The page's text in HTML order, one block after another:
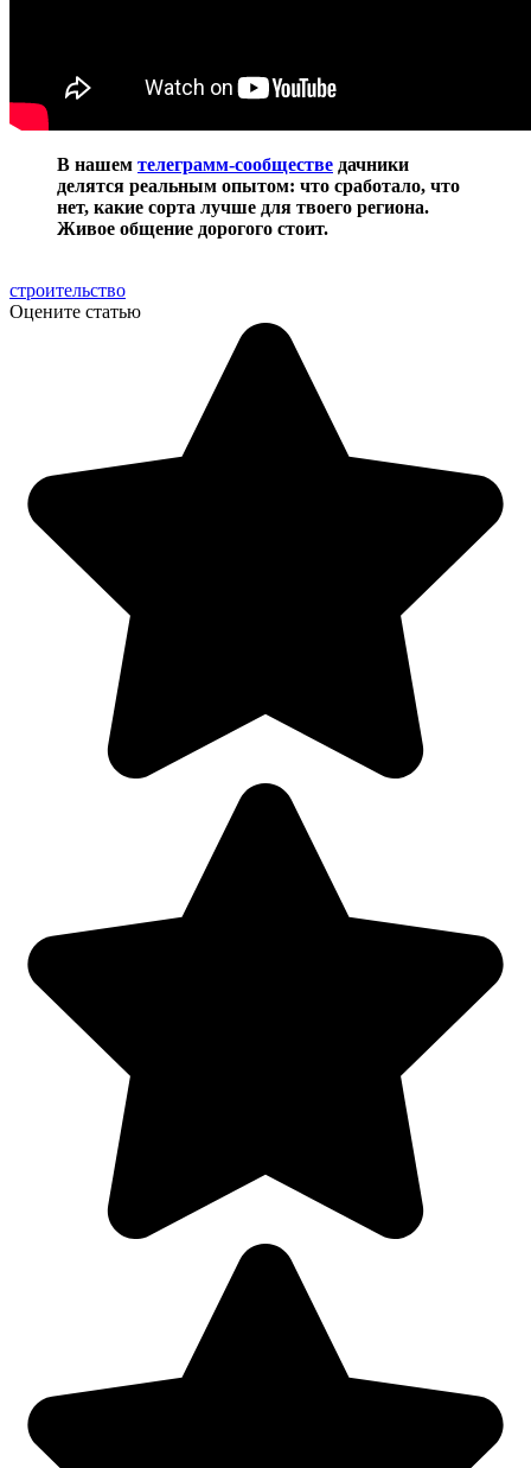
В нашем телеграмм-сообществе дачники
делятся реальным опытом: что сработало, что
нет, какие сорта лучше для твоего региона.
Живое общение дорогого стоит.
строительство
Оцените статью